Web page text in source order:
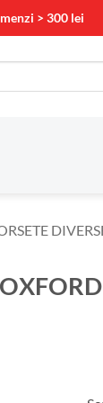
> 300 lei